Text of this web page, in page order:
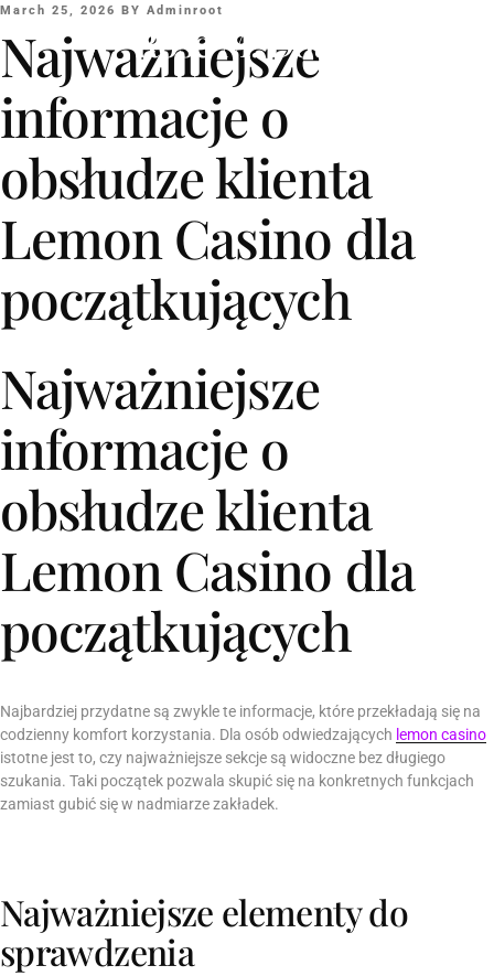
Rose M. Douyon
March 25, 2026 BY Adminroot
Najważniejsze
informacje o
obsłudze klienta
Lemon Casino dla
początkujących
Najważniejsze
informacje o
obsłudze klienta
Lemon Casino dla
początkujących
Najbardziej przydatne są zwykle te informacje, które przekładają się na
codzienny komfort korzystania. Dla osób odwiedzających lemon casino
istotne jest to, czy najważniejsze sekcje są widoczne bez długiego
szukania. Taki początek pozwala skupić się na konkretnych funkcjach
zamiast gubić się w nadmiarze zakładek.
Najważniejsze elementy do
sprawdzenia